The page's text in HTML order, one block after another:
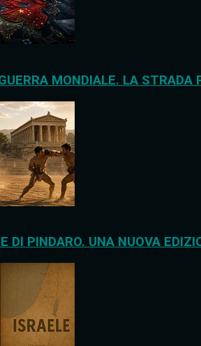
MONDIALE. LA STRADA
DI PINDARO. UNA NUOVA